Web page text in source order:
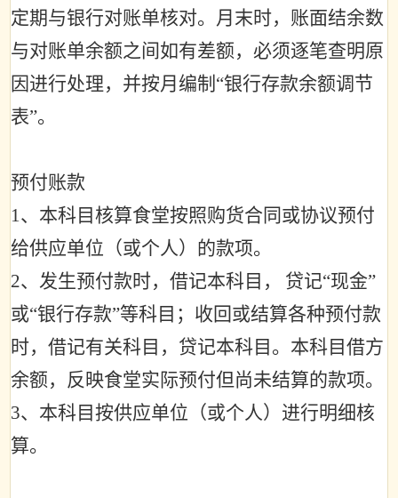
定期与银行对账单核对。月末时，账面结余数
与对账单余额之间如有差额，必须逐笔查明原
因进行处理，并按月编制 “银行存款余额调节
表”。
预付账款
1、本科目核算食堂按照购货合同或协议预付
给供应单位（或个人）的款项。
2、发生预付款时，借记本科目， 贷记“现金”
或“银行存款”等科目；收回或结算各种预付款
时，借记有关科目，贷记本科目。本科目借方
余额，反映食堂实际预付但尚未结算的款项。
3、本科目按供应单位（或个人）进行明细核
算。